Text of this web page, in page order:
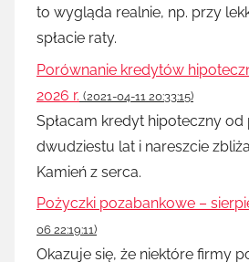
to wygląda realnie, np. przy
spłacie raty.
Porównanie kredytów
2026 r. (2021-04-11 20:33:15)
Spłacam kredyt hipoteczny od
dwudziestu lat i nareszcie
Kamień z serca.
Pożyczki pozabankowe –
06 22:19:11)
Okazuje się, że niektóre firmy